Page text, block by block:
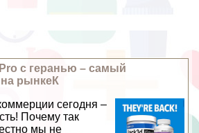
с геранью – самый
рынкеК
сегодня –
Почему так
мы не